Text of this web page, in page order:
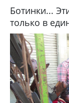
Ботинки...
только в